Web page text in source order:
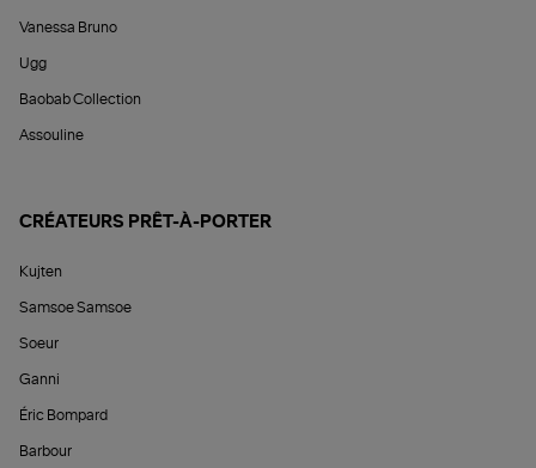
Vanessa Bruno
Ugg
Baobab Collection
Assouline
CRÉATEURS PRÊT-À-PORTER
Kujten
Samsoe Samsoe
Soeur
Ganni
Éric Bompard
Barbour